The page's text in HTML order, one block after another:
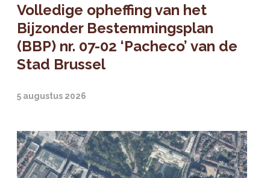
Volledige opheffing van het
Bijzonder Bestemmingsplan
(BBP) nr. 07-02 ‘Pacheco’ van de
Stad Brussel
5 augustus 2026